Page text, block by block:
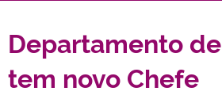
Departamento
tem novo Chefe